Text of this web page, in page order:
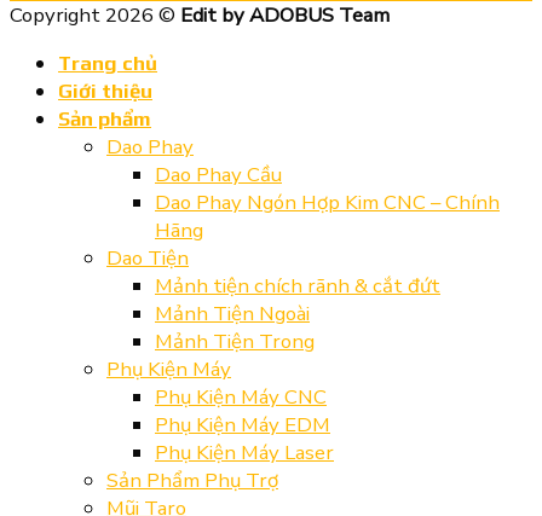
Copyright 2026 © Edit by ADOBUS Team
Trang chủ
Giới thiệu
Sản phẩm
Dao Phay
Dao Phay Cầu
Dao Phay Ngón Hợp Kim CNC – Chính
Hãng
Dao Tiện
Mảnh tiện chích rãnh & cắt đứt
Mảnh Tiện Ngoài
Mảnh Tiện Trong
Phụ Kiện Máy
Phụ Kiện Máy CNC
Phụ Kiện Máy EDM
Phụ Kiện Máy Laser
Sản Phẩm Phụ Trợ
Mũi Taro